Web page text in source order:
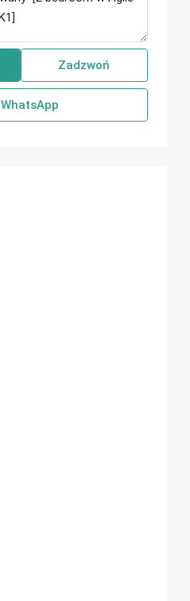
Zadzwoń
WhatsApp